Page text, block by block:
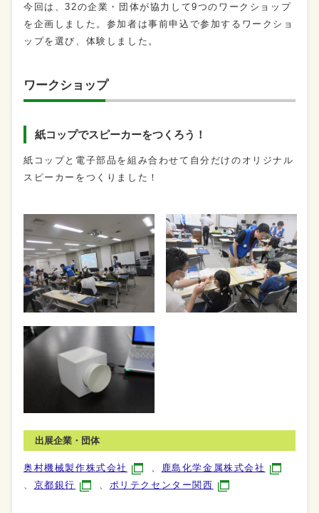
今回は、32の企業・団体が協力して9つのワークショップ
を企画しました。参加者は事前申込で参加するワークショ
ップを選び、体験しました。
ワークショップ
紙コップでスピーカーをつくろう！
紙コップと電子部品を組み合わせて自分だけのオリジナル
スピーカーをつくりました！
出展企業・団体
奥村機械製作株式会社 、 鹿島化学金属株式会社
、 京都銀行 、 ポリテクセンター関西